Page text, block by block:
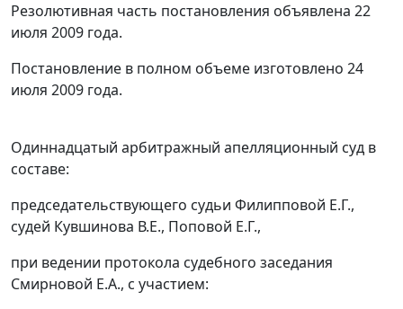
Резолютивная часть постановления объявлена 22
июля 2009 года.
Постановление в полном объеме изготовлено 24
июля 2009 года.
Одиннадцатый арбитражный апелляционный суд в
составе:
председательствующего судьи Филипповой Е.Г.,
судей Кувшинова В.Е., Поповой Е.Г.,
при ведении протокола судебного заседания
Смирновой Е.А., с участием: